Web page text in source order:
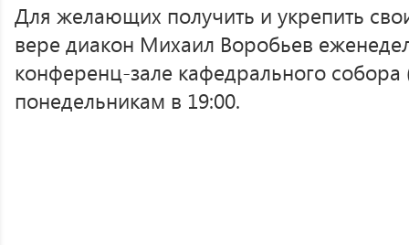
Для желающих получить и укрепить
вере диакон Михаил Воробьев
конференц-зале кафедрального
понедельникам в 19:00.